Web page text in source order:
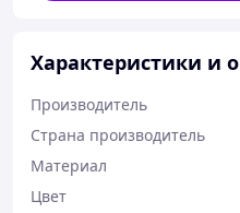
Характеристики и
Производитель
Страна производитель
Материал
Цвет